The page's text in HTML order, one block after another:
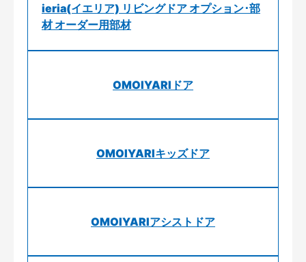
ieria(イエリア) リビングドア オプション･部
材 オーダー用部材
OMOIYARIドア
OMOIYARIキッズドア
OMOIYARIアシストドア